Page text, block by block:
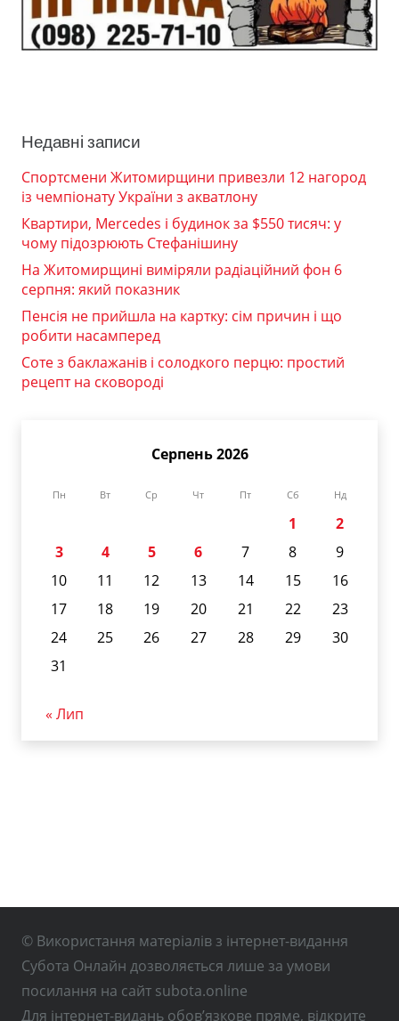
Недавні записи
Спортсмени Житомирщини привезли 12 нагород
із чемпіонату України з акватлону
Квартири, Mercedes і будинок за $550 тисяч: у
чому підозрюють Стефанішину
На Житомирщині виміряли радіаційний фон 6
серпня: який показник
Пенсія не прийшла на картку: сім причин і що
робити насамперед
Соте з баклажанів і солодкого перцю: простий
рецепт на сковороді
Серпень 2026
Пн Вт Ср Чт Пт Сб Нд
1
2
3
4 5 6 7 8
9
10
11 12 13 14 15
16
17
18 19 20 21 22
23
24
25 26 27 28 29
30
31
« Лип
© Використання матеріалів з інтернет-видання
Субота Онлайн дозволяється лише за умови
посилання на сайт subota.online
Для інтернет-видань обов’язкове пряме, відкрите